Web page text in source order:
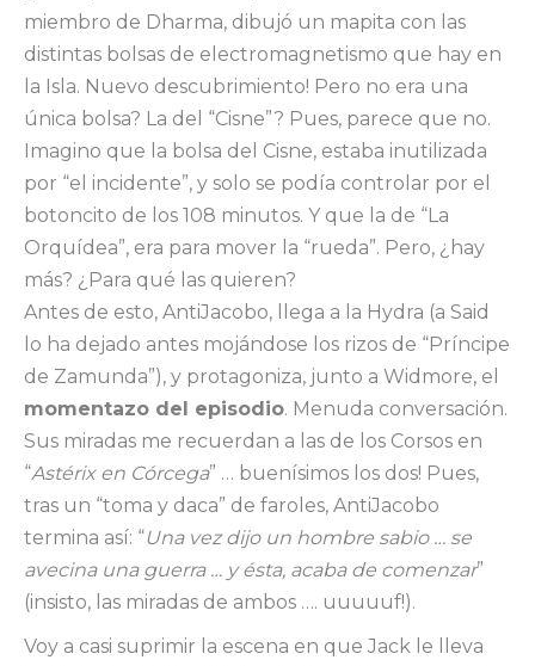
miembro de Dharma, dibujó un mapita con las
distintas bolsas de electromagnetismo que hay en
la Isla. Nuevo descubrimiento! Pero no era una
única bolsa? La del “Cisne”? Pues, parece que no.
Imagino que la bolsa del Cisne, estaba inutilizada
por “el incidente”, y solo se podía controlar por el
botoncito de los 108 minutos. Y que la de “La
Orquídea”, era para mover la “rueda”. Pero, ¿hay
más? ¿Para qué las quieren?
Antes de esto, AntiJacobo, llega a la Hydra (a Said
lo ha dejado antes mojándose los rizos de “Príncipe
de Zamunda”), y protagoniza, junto a Widmore, el
momentazo del episodio. Menuda conversación.
Sus miradas me recuerdan a las de los Corsos en
“Astérix en Córcega” … buenísimos los dos! Pues,
tras un “toma y daca” de faroles, AntiJacobo
termina así: “Una vez dijo un hombre sabio … se
avecina una guerra … y ésta, acaba de comenzar”
(insisto, las miradas de ambos …. uuuuuf!).
Voy a casi suprimir la escena en que Jack le lleva